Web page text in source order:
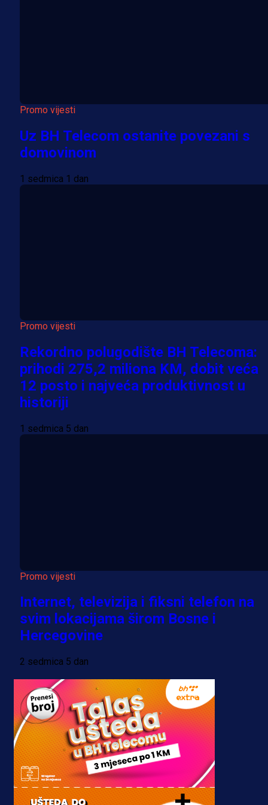
Promo vijesti
Uz BH Telecom ostanite povezani s
domovinom
1 sedmica 1 dan
Promo vijesti
Rekordno polugodište BH Telecoma:
prihodi 275,2 miliona KM, dobit veća
12 posto i najveća produktivnost u
historiji
1 sedmica 5 dan
Promo vijesti
Internet, televizija i fiksni telefon na
svim lokacijama širom Bosne i
Hercegovine
2 sedmica 5 dan